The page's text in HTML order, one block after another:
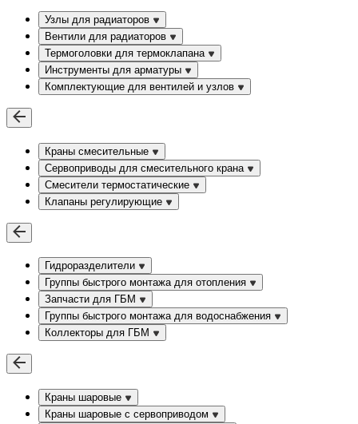
Узлы для радиаторов
Вентили для радиаторов
Термоголовки для термоклапана
Инструменты для арматуры
Комплектующие для вентилей и узлов
Краны смесительные
Сервоприводы для смесительного крана
Смесители термостатические
Клапаны регулирующие
Гидроразделители
Группы быстрого монтажа для отопления
Запчасти для ГБМ
Группы быстрого монтажа для водоснабжения
Коллекторы для ГБМ
Краны шаровые
Краны шаровые с сервоприводом